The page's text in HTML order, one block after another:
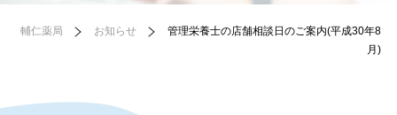
輔仁薬局 お知らせ
管理栄養士の店舗相談日のご案内(平成30年8
月)